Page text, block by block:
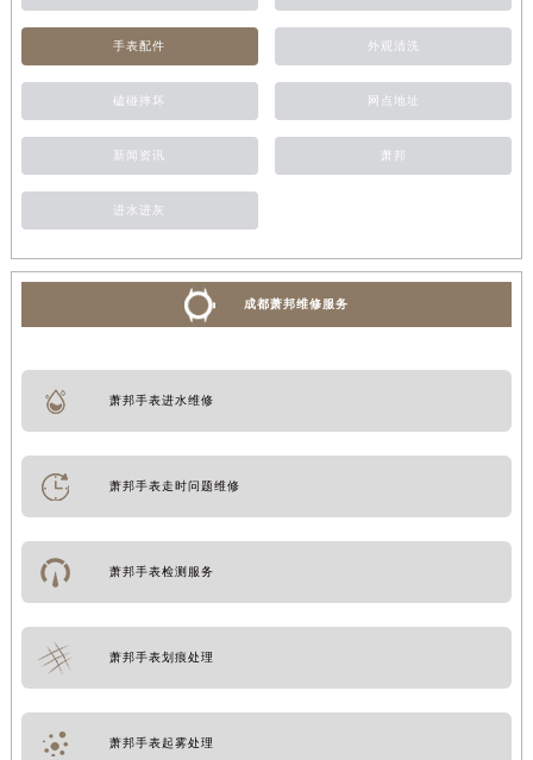
手表配件 外观清洗
磕碰摔坏 网点地址
新闻资讯 萧邦
进水进灰
成都萧邦维修服务
萧邦手表进水维修
萧邦手表走时问题维修
萧邦手表检测服务
萧邦手表划痕处理
萧邦手表起雾处理